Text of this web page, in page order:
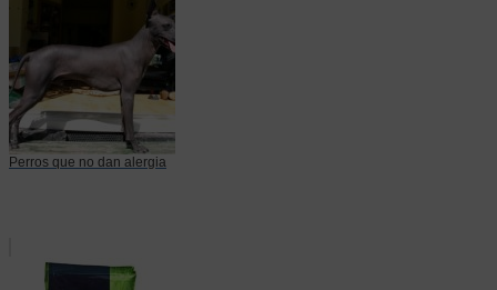
Perros que no dan alergia